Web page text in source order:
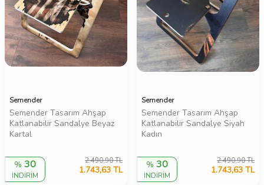
Semender
Semender Tasarım Ahşap
Katlanabilir Sandalye Beyaz
Kartal
%30
İNDİRİM
2.490,90TL
1.743,63TL
Semender
Semender Tasarım Ahşap
Katlanabilir Sandalye Siyah
Kadın
%30
İNDİRİM
2.490,90TL
1.743,63TL